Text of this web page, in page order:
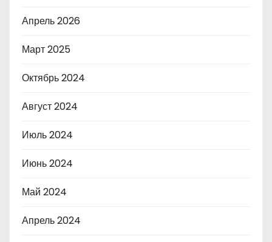
Апрель 2026
Март 2025
Октябрь 2024
Август 2024
Июль 2024
Июнь 2024
Май 2024
Апрель 2024